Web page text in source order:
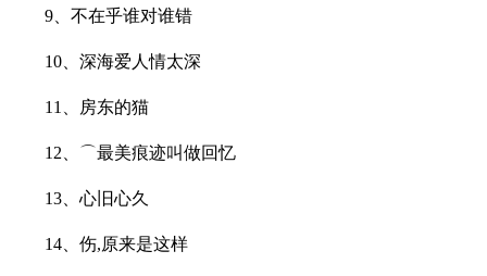
9、不在乎谁对谁错
10、深海爱人情太深
11、房东的猫
12、⌒最美痕迹叫做回忆
13、心旧心久
14、伤,原来是这样